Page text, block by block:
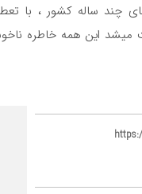
چند ساله کشور ، با
میشد این همه خاطره